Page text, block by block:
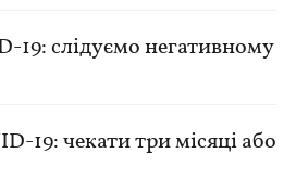
19: слідуємо негативному
19: чекати три місяці або